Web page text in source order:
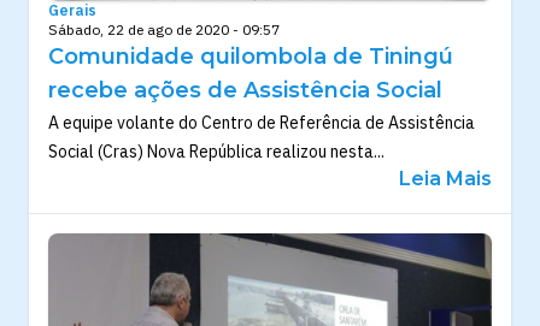
Gerais
Sábado, 22 de ago de 2020 - 09:57
Comunidade quilombola de Tiningú
recebe ações de Assistência Social
A equipe volante do Centro de Referência de Assistência
Social (Cras) Nova República realizou nesta...
Leia Mais